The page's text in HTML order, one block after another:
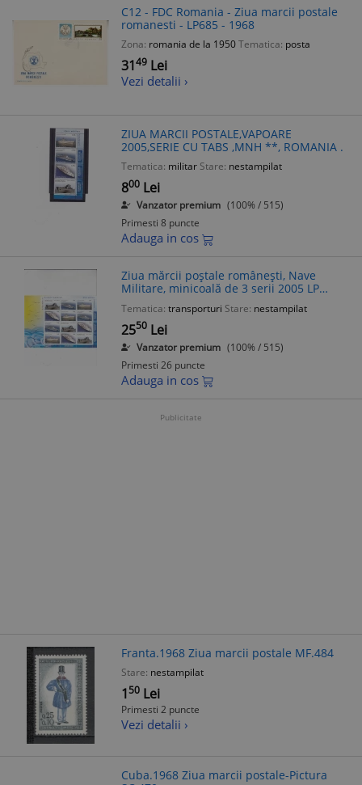
C12 - FDC Romania - Ziua marcii postale
romanesti - LP685 - 1968
Zona: romania de la 1950Tematica: posta
3149 Lei
Vezi detalii ›
ZIUA MARCII POSTALE,VAPOARE
2005,SERIE CU TABS ,MNH **, ROMANIA .
Tematica: militar Stare: nestampilat
800 Lei
Vanzator premium (100% / 515)
Primesti 8 puncte
Adauga in cos
Ziua mărcii poștale românești, Nave
Militare, minicoală de 3 serii 2005 LP
1688a
Tematica: transporturi Stare: nestampilat
2550 Lei
Vanzator premium (100% / 515)
Primesti 26 puncte
Adauga in cos
Publicitate
Franta.1968 Ziua marcii postale MF.484
Stare: nestampilat
150 Lei
Primesti 2 puncte
Vezi detalii ›
Cuba.1968 Ziua marcii postale-Pictura